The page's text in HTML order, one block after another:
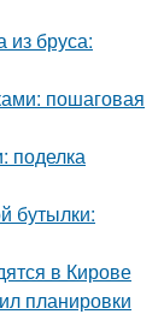
из бруса:
пошаговая
поделка
бутылки:
в Кирове
планировки